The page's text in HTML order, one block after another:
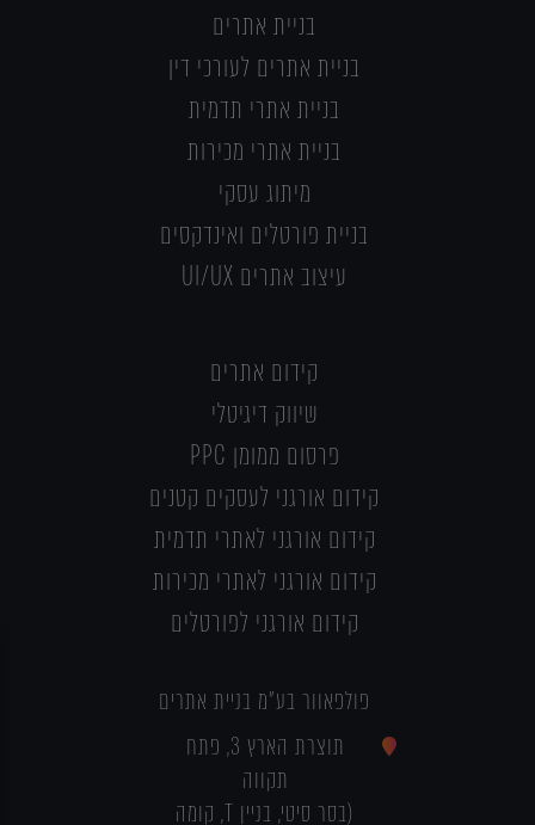
בניית אתרים
בניית אתרים לעורכי דין
בניית אתרי תדמית
בניית אתרי מכירות
מיתוג עסקי
בניית פורטלים ואינדקסים
עיצוב אתרים UI/UX
קידום אתרים
שיווק דיגיטלי
פרסום ממומן PPC
קידום אורגני לעסקים קטנים
קידום אורגני לאתרי תדמית
קידום אורגני לאתרי מכירות
קידום אורגני לפורטלים
פולפאוור בע"מ בניית אתרים
תוצרת הארץ 3, פתח
תקווה
(בסר סיטי, בניין T, קומה